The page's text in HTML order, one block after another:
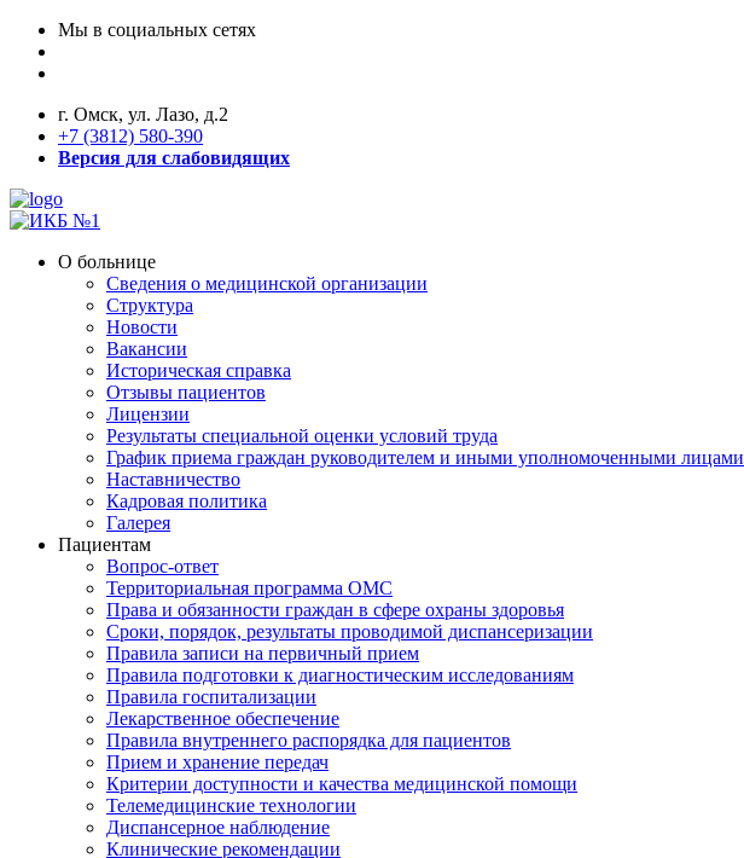
Мы в социальных сетях
г. Омск, ул. Лазо, д.2
+7 (3812) 580-390
Версия для слабовидящих
О больнице
Сведения о медицинской организации
Структура
Новости
Вакансии
Историческая справка
Отзывы пациентов
Лицензии
Результаты специальной оценки условий труда
График приема граждан руководителем и иными уполномоченными лицами
Наставничество
Кадровая политика
Галерея
Пациентам
Вопрос-ответ
Территориальная программа ОМС
Права и обязанности граждан в сфере охраны здоровья
Сроки, порядок, результаты проводимой диспансеризации
Правила записи на первичный прием
Правила подготовки к диагностическим исследованиям
Правила госпитализации
Лекарственное обеспечение
Правила внутреннего распорядка для пациентов
Прием и хранение передач
Критерии доступности и качества медицинской помощи
Телемедицинские технологии
Диспансерное наблюдение
Клинические рекомендации